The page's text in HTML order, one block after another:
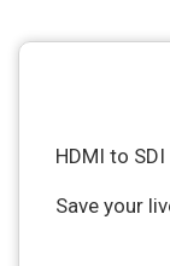
HDMI to
Save your